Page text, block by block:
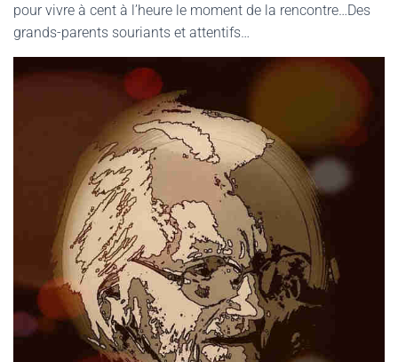
pour vivre à cent à l’heure le moment de la rencontre…Des
grands-parents souriants et attentifs…